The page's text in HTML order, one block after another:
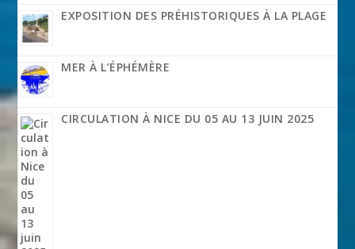
EXPOSITION DES PRÉHISTORIQUES À LA PLAGE
MER À L’ÉPHÉMÈRE
CIRCULATION À NICE DU 05 AU 13 JUIN 2025